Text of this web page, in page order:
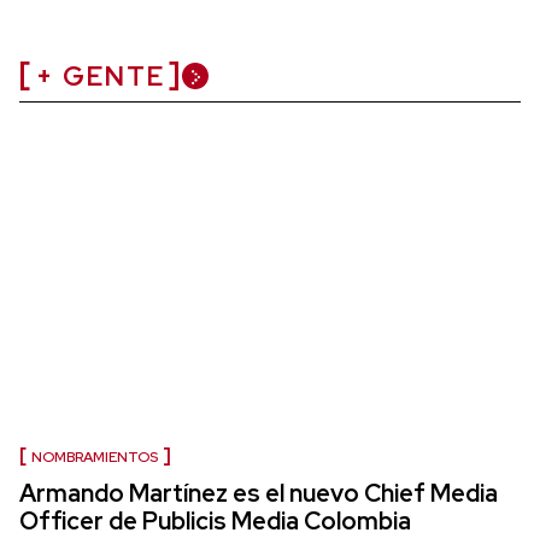
+ GENTE
NOMBRAMIENTOS
Armando Martínez es el nuevo Chief Media
Officer de Publicis Media Colombia